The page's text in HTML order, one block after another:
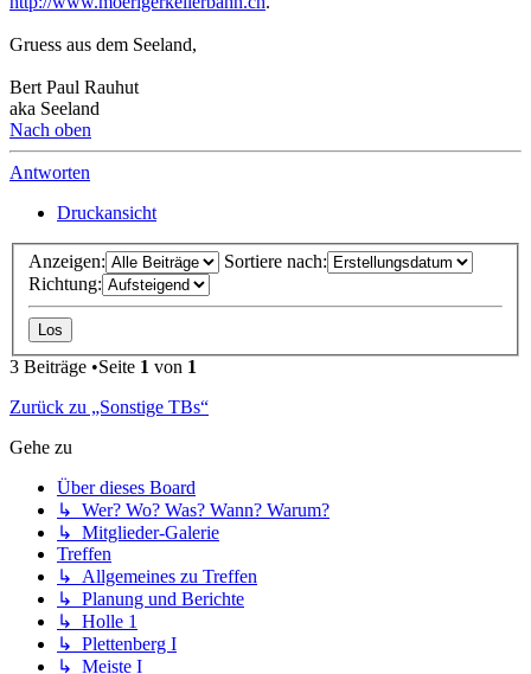
Gruess aus dem Seeland,
Bert Paul Rauhut
aka Seeland
Nach oben
Antworten
Druckansicht
Anzeigen:
Sortiere nach:
Richtung:
3 Beiträge •Seite 1 von 1
Zurück zu „Sonstige TBs“
Gehe zu
Über dieses Board
↳ Wer? Wo? Was? Wann? Warum?
↳ Mitglieder-Galerie
Treffen
↳ Allgemeines zu Treffen
↳ Planung und Berichte
↳ Holle 1
↳ Plettenberg I
↳ Meiste I